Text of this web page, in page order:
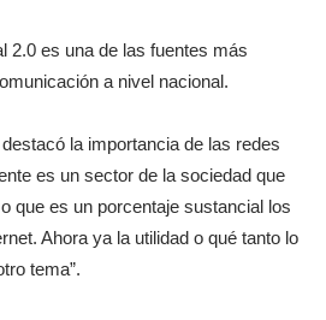
2.0 es una de las fuentes más
a nivel nacional.
la importancia de las redes
es un sector de la sociedad que
que es un porcentaje sustancial los
Ahora ya la utilidad o qué tanto lo
tema”.